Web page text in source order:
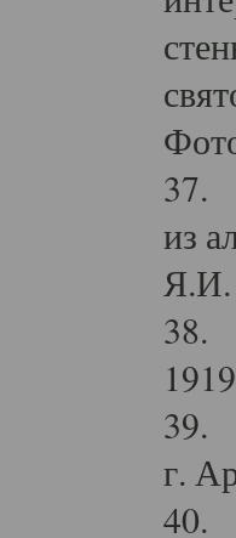
37.
из
Я.И.
38.
39.
г.
40.